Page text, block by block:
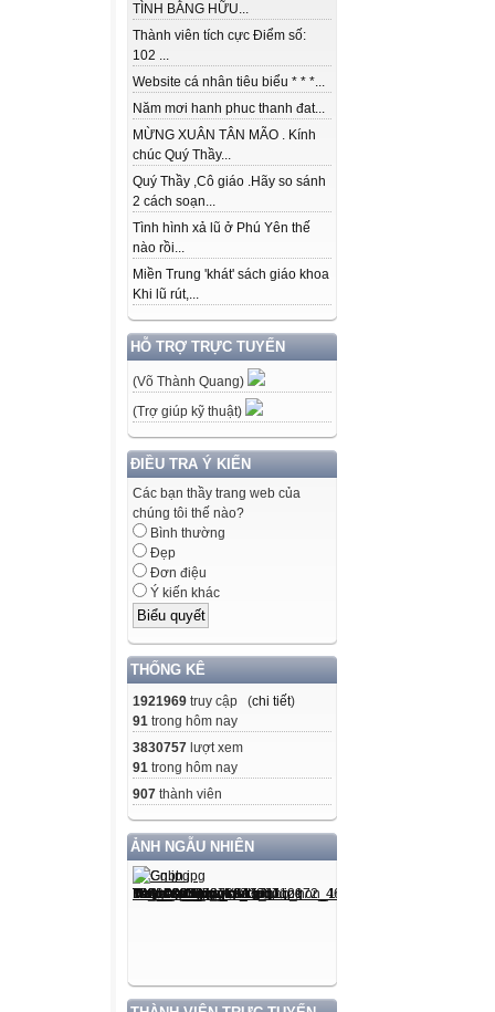
TÌNH BẰNG HỮU...
Thành viên tích cực Điểm số:
102 ...
Website cá nhân tiêu biểu * * *...
Năm mơi hanh phuc thanh đat...
MỪNG XUÂN TÂN MÃO . Kính
chúc Quý Thầy...
Quý Thầy ,Cô giáo .Hãy so sánh
2 cách soạn...
Tình hình xả lũ ở Phú Yên thế
nào rồi...
Miền Trung 'khát' sách giáo khoa
Khi lũ rút,...
HỖ TRỢ TRỰC TUYẾN
(Võ Thành Quang)
(Trợ giúp kỹ thuật)
ĐIỀU TRA Ý KIẾN
Các bạn thầy trang web của
chúng tôi thế nào?
Bình thường
Đẹp
Đơn điệu
Ý kiến khác
THỐNG KÊ
1921969 truy cập (chi tiết)
91 trong hôm nay
3830757 lượt xem
91 trong hôm nay
907 thành viên
ẢNH NGẪU NHIÊN